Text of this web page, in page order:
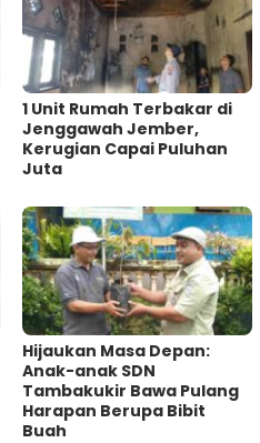
1 Unit Rumah Terbakar di
Jenggawah Jember,
Kerugian Capai Puluhan
Juta
Hijaukan Masa Depan:
Anak-anak SDN
Tambakukir Bawa Pulang
Harapan Berupa Bibit
Buah